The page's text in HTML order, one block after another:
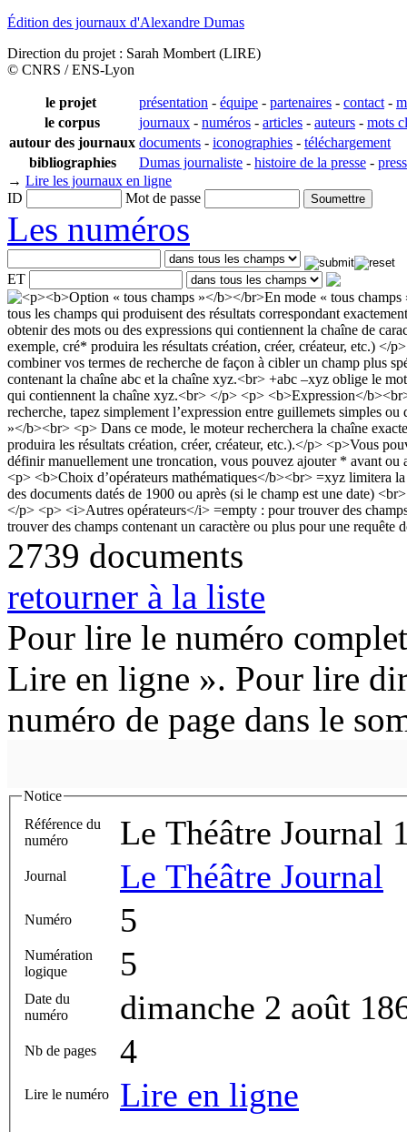
Édition des journaux d'Alexandre Dumas
Direction du projet : Sarah Mombert (LIRE)
© CNRS / ENS-Lyon
le projet présentation - équipe - partenaires - contact -
le corpus
journaux - numéros - articles - auteurs - mots
autour des journaux documents - iconographies - téléchargement
bibliographies
Dumas journaliste - histoire de la presse -
→ Lire les journaux en ligne
ID
Mot de passe
Les numéros
ET
2739 documents
retourner à la liste
Pour lire le numéro
Lire en ligne ». Pour lire
numéro de page dans le
Notice
Référence du
numéro
Le Théâtre Journal
Journal Le Théâtre Journal
Numéro 5
Numération
logique
5
Date du
numéro
dimanche 2 août
Nb de pages 4
Lire le numéro Lire en ligne